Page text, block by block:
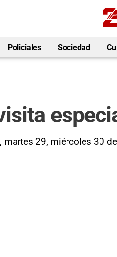
Policiales Sociedad
29, miércoles 30